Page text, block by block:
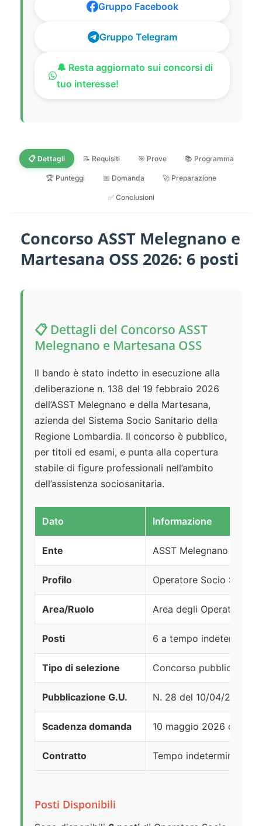
Gruppo Facebook
Gruppo Telegram
🔔 Resta aggiornato sui concorsi di
tuo interesse!
📋 Dettagli 📝 Requisiti 🎯 Prove 📚 Programma
🏆 Punteggi 📅 Domanda 🚀 Preparazione
✅ Conclusioni
Concorso ASST Melegnano e
Martesana OSS 2026: 6 posti
📋 Dettagli del Concorso ASST
Melegnano e Martesana OSS
Il bando è stato indetto in esecuzione alla
deliberazione n. 138 del 19 febbraio 2026
dell’ASST Melegnano e della Martesana,
azienda del Sistema Socio Sanitario della
Regione Lombardia. Il concorso è pubblico,
per titoli ed esami, e punta alla copertura
stabile di figure professionali nell’ambito
dell’assistenza sociosanitaria.
Dato Informazione
Ente ASST Melegnano e
Profilo Operatore Socio
Area/Ruolo Area degli Operatori –
Posti 6 a tempo indeterminato
Tipo di selezione Concorso pubblico per
Pubblicazione G.U. N. 28 del 10/04/2026
Scadenza domanda 10 maggio 2026 ore
Contratto Tempo indeterminato –
Posti Disponibili